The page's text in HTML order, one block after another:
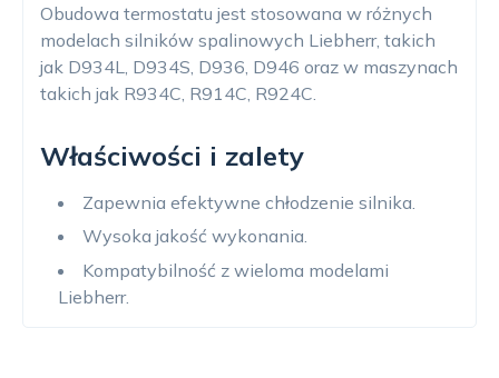
Obudowa termostatu jest stosowana w różnych
modelach silników spalinowych Liebherr, takich
jak D934L, D934S, D936, D946 oraz w maszynach
takich jak R934C, R914C, R924C.
Właściwości i zalety
Zapewnia efektywne chłodzenie silnika.
Wysoka jakość wykonania.
Kompatybilność z wieloma modelami
Liebherr.